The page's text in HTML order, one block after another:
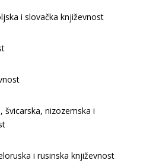
i slovačka književnost
švicarska, nizozemska i
i rusinska književnost